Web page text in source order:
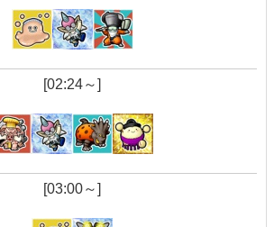
[02:24～]
[03:00～]